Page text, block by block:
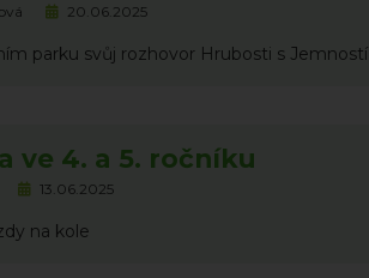
20.06.2025
parku svůj rozhovor Hrubosti s Jemností
ve 4. a 5. ročníku
13.06.2025
na kole